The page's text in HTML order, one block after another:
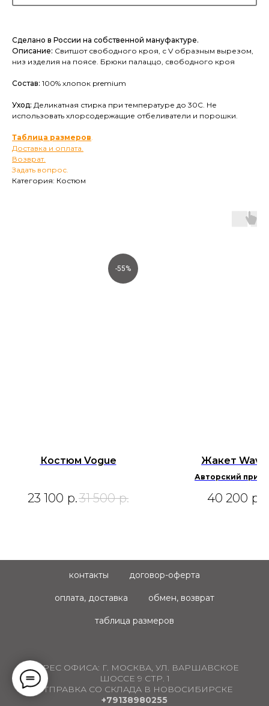
Сделано в России на собственной мануфактуре.
Описание: Свитшот свободного кроя, с V образным вырезом,
низ изделия на поясе. Брюки палаццо, свободного кроя
Состав: 100% хлопок premium
Уход: Деликатная стирка при температуре до 30С. Не
использовать хлорсодержащие отбеливатели и порошки.
Таблица размеров.
Доставка и оплата.
Возврат.
Задать вопрос.
Категория: Костюм
-55%
Костюм Vogue
23 100 р.31 500 р.
Жакет Wave
Авторский
окрашивание.
40 200 р.
контакты договор-оферта
оплата, доставка обмен, возврат
таблица размеров
АДРЕС ОФИСА: Г. МОСКВА, УЛ. ВАРШАВСКОЕ
ШОССЕ 9 СТР. 1
ОТПРАВКА СО СКЛАДА В НОВОСИБИРСКЕ
+79138980255